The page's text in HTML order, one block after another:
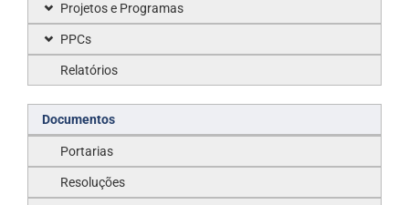
Projetos e Programas
PPCs
Relatórios
Documentos
Portarias
Resoluções